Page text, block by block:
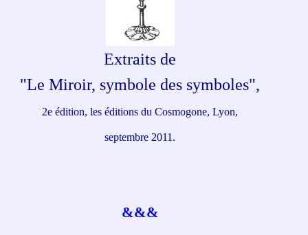
Extraits de
"Le Miroir, symbole des symboles",
2e édition, les éditions du Cosmogone, Lyon,
septembre 2011.
&&&